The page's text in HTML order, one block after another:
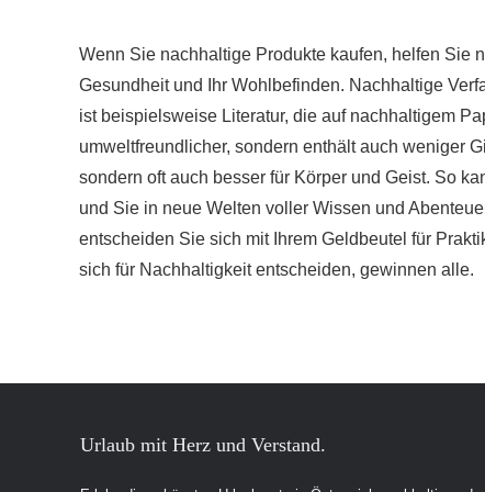
Wenn Sie nachhaltige Produkte kaufen, helfen Sie
Gesundheit und Ihr Wohlbefinden. Nachhaltige
ist beispielsweise Literatur, die auf nachhaltigem
umweltfreundlicher, sondern enthält auch weniger
sondern oft auch besser für Körper und Geist. So
und Sie in neue Welten voller Wissen und
entscheiden Sie sich mit Ihrem Geldbeutel für
sich für Nachhaltigkeit entscheiden, gewinnen alle.
Urlaub mit Herz und Verstand.